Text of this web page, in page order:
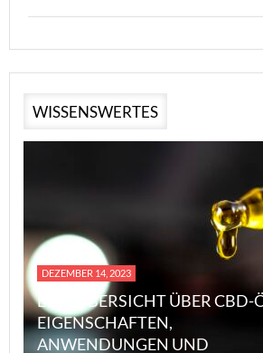
WISSENSWERTES
DEZEMBER 14, 2023
EINE ÜBERSICHT ÜBER CBD-ÖL:
EIGENSCHAFTEN,
ANWENDUNGEN UND